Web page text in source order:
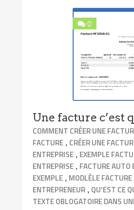
0
Une facture c’est
COMMENT CRÉER UNE
FACTURE , CRÉER UNE
ENTREPRISE , EXEMPLE
ENTREPRISE , FACTURE AUTO
EXEMPLE , MODLÈLE
ENTREPRENEUR , QU'EST CE
TEXTE OBLOGATOIRE DANS